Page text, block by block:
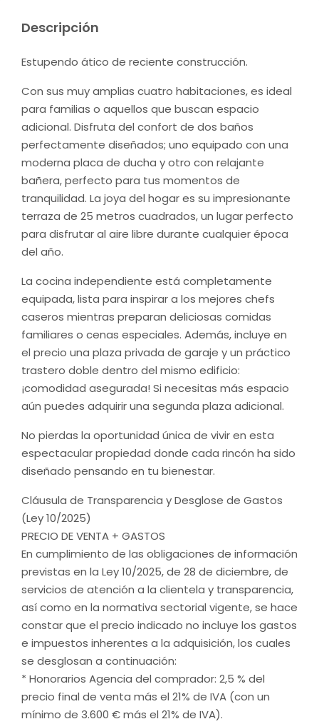
Descripción
Estupendo ático de reciente construcción.
Con sus muy amplias cuatro habitaciones, es ideal
para familias o aquellos que buscan espacio
adicional. Disfruta del confort de dos baños
perfectamente diseñados; uno equipado con una
moderna placa de ducha y otro con relajante
bañera, perfecto para tus momentos de
tranquilidad. La joya del hogar es su impresionante
terraza de 25 metros cuadrados, un lugar perfecto
para disfrutar al aire libre durante cualquier época
del año.
La cocina independiente está completamente
equipada, lista para inspirar a los mejores chefs
caseros mientras preparan deliciosas comidas
familiares o cenas especiales. Además, incluye en
el precio una plaza privada de garaje y un práctico
trastero doble dentro del mismo edificio:
¡comodidad asegurada! Si necesitas más espacio
aún puedes adquirir una segunda plaza adicional.
No pierdas la oportunidad única de vivir en esta
espectacular propiedad donde cada rincón ha sido
diseñado pensando en tu bienestar.
Cláusula de Transparencia y Desglose de Gastos
(Ley 10/2025)
PRECIO DE VENTA + GASTOS
En cumplimiento de las obligaciones de información
previstas en la Ley 10/2025, de 28 de diciembre, de
servicios de atención a la clientela y transparencia,
así como en la normativa sectorial vigente, se hace
constar que el precio indicado no incluye los gastos
e impuestos inherentes a la adquisición, los cuales
se desglosan a continuación:
* Honorarios Agencia del comprador: 2,5 % del
precio final de venta más el 21% de IVA (con un
mínimo de 3.600 € más el 21% de IVA).